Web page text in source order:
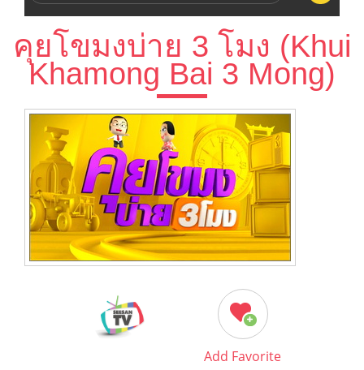
คุยโขมงบ่าย 3 โมง (Khui
Khamong Bai 3 Mong)
Add Favorite